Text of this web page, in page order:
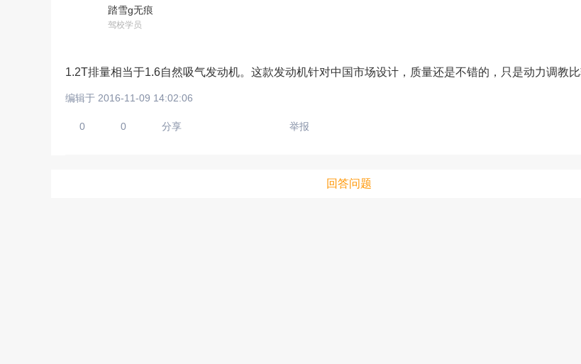
踏雪g无痕
驾校学员
1.2T排量相当于1.6自然吸气发动机。这款发动机针对中国市场设计，质量还是不错的，只是动力调教比
编辑于 2016-11-09 14:02:06
0 0 分享 举报
回答问题
请输入视频地址，目前暂时只支持优酷